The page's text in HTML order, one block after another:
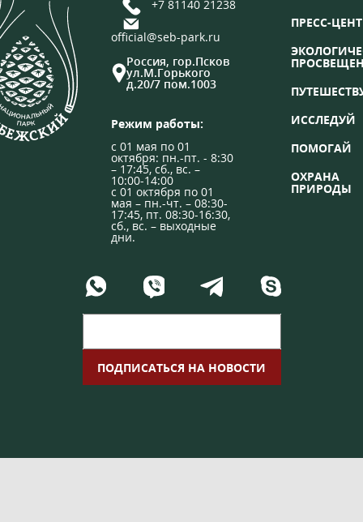
+7 81140 21238
official@seb-park.ru
Россия, гор.Псков
ул.М.Горького
д.20/7 пом.1003
Режим работы:
с 01 мая по 01
октября: пн.-пт. - 8:30
– 17:45, сб., вс. –
10:00-14:00
с 01 октября по 01
мая – пн.-чт. – 08:30-
17:45, пт. 08:30-16:30,
сб., вс. – выходные
дни.
ПРЕСС-
ИССЛЕДУЙ
ПОМОГАЙ
ОХРАНА
ПРИРОДЫ